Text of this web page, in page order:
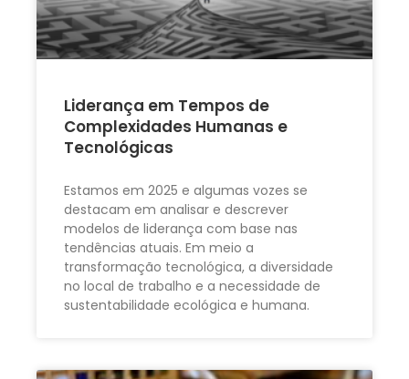
Liderança em Tempos de
Complexidades Humanas e
Tecnológicas
Estamos em 2025 e algumas vozes se
destacam em analisar e descrever
modelos de liderança com base nas
tendências atuais. Em meio a
transformação tecnológica, a diversidade
no local de trabalho e a necessidade de
sustentabilidade ecológica e humana.